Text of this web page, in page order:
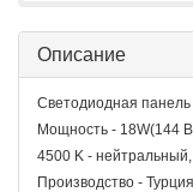
Описание
Светодиодная
Мощность - 18W(144
4500 K - нейтральный,
Производство -